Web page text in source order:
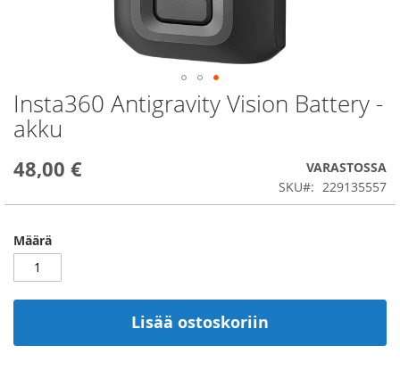
Insta360 Antigravity Vision Battery -
akku
48,00 €
VARASTOSSA
SKU
229135557
Määrä
Lisää ostoskoriin
Skip
to
the
of